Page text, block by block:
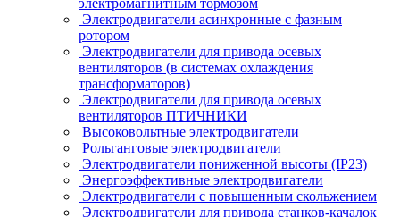
электромагнитным тормозом
Электродвигатели асинхронные с фазным
ротором
Электродвигатели для привода осевых
вентиляторов (в системах охлаждения
трансформаторов)
Электродвигатели для привода осевых
вентиляторов ПТИЧНИКИ
Высоковольтные электродвигатели
Рольганговые электродвигатели
Электродвигатели пониженной высоты (IP23)
Энергоэффективные электродвигатели
Электродвигатели с повышенным скольжением
Электродвигатели для привода станков-качалок